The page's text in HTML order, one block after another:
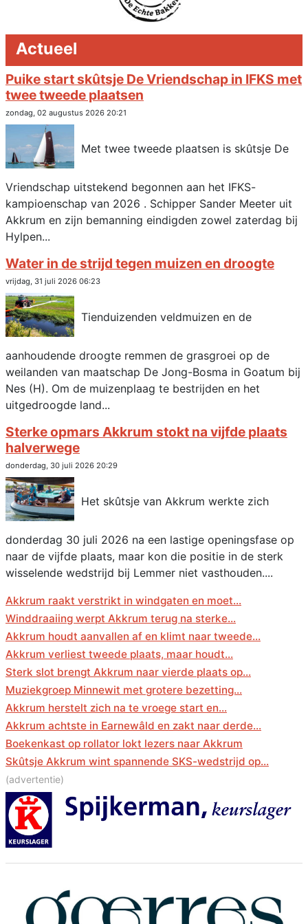
Actueel
Puike start skûtsje De Vriendschap in IFKS met
twee tweede plaatsen
zondag, 02 augustus 2026 20:21
Met twee tweede plaatsen is skûtsje De
Vriendschap uitstekend begonnen aan het IFKS-
kampioenschap van 2026 . Schipper Sander Meeter uit
Akkrum en zijn bemanning eindigden zowel zaterdag bij
Hylpen...
Water in de strijd tegen muizen en droogte
vrijdag, 31 juli 2026 06:23
Tienduizenden veldmuizen en de
aanhoudende droogte remmen de grasgroei op de
weilanden van maatschap De Jong-Bosma in Goatum bij
Nes (H). Om de muizenplaag te bestrijden en het
uitgedroogde land...
Sterke opmars Akkrum stokt na vijfde plaats
halverwege
donderdag, 30 juli 2026 20:29
Het skûtsje van Akkrum werkte zich
donderdag 30 juli 2026 na een lastige openingsfase op
naar de vijfde plaats, maar kon die positie in de sterk
wisselende wedstrijd bij Lemmer niet vasthouden....
Akkrum raakt verstrikt in windgaten en moet...
Winddraaiing werpt Akkrum terug na sterke...
Akkrum houdt aanvallen af en klimt naar tweede...
Akkrum verliest tweede plaats, maar houdt...
Sterk slot brengt Akkrum naar vierde plaats op...
Muziekgroep Minnewit met grotere bezetting...
Akkrum herstelt zich na te vroege start en...
Akkrum achtste in Earnewâld en zakt naar derde...
Boekenkast op rollator lokt lezers naar Akkrum
Skûtsje Akkrum wint spannende SKS-wedstrijd op...
(advertentie)